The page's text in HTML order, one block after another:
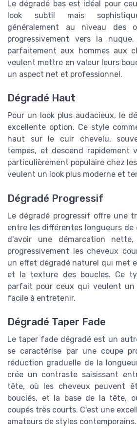
Le dégradé bas est idéal pour
look subtil mais
généralement au niveau des
progressivement vers la
parfaitement aux hommes aux
veulent mettre en valeur leurs
un aspect net et professionnel.
Dégradé Haut
Pour un look plus audacieux, le
excellente option. Ce style
haut sur le cuir chevelu,
tempes, et descend rapidement
particulièrement populaire chez
veulent un look plus moderne et
Dégradé Progressif
Le dégradé progressif offre une
entre les différentes longueurs
d'avoir une démarcation
progressivement les cheveux
un effet dégradé naturel qui met
et la texture des boucles. Ce
parfait pour ceux qui veulent un
facile à entretenir.
Dégradé Taper Fade
Le taper fade dégradé est un
se caractérise par une coupe
réduction graduelle de la
crée un contraste saisissant
tête, où les cheveux peuvent
bouclés, et la base de la tête,
coupés très courts. C'est une
amateurs de styles contemporains.